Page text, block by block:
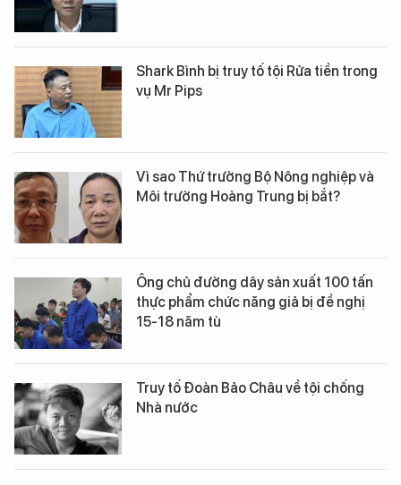
Shark Bình bị truy tố tội Rửa tiền trong
vụ Mr Pips
Vì sao Thứ trưởng Bộ Nông nghiệp và
Môi trường Hoàng Trung bị bắt?
Ông chủ đường dây sản xuất 100 tấn
thực phẩm chức năng giả bị đề nghị
15-18 năm tù
Truy tố Đoàn Bảo Châu về tội chống
Nhà nước